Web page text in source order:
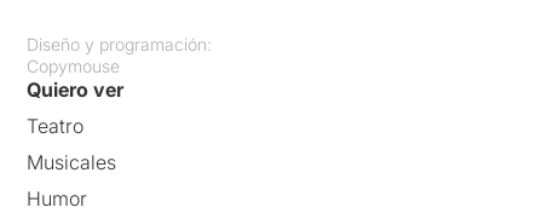
Diseño y programación:
Copymouse
Quiero ver
Teatro
Musicales
Humor